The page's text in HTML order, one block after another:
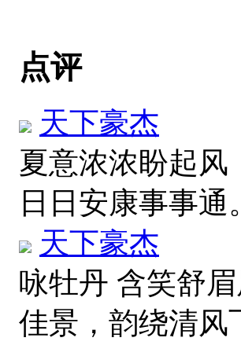
点评
天下豪杰
夏意浓浓盼起风
日日安康事事通
天下豪杰
咏牡丹 含笑舒
佳景，韵绕清